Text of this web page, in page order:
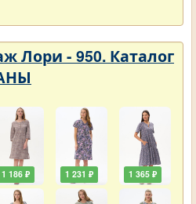
Лори - 950. Каталог
1 186 ₽ 1 231 ₽ 1 365 ₽